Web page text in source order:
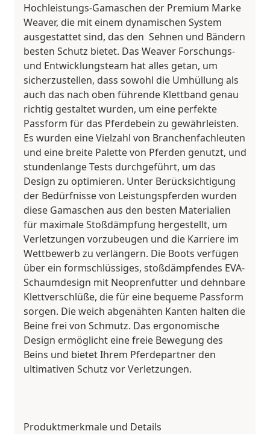
Hochleistungs-Gamaschen der Premium Marke
Weaver, die mit einem dynamischen System
ausgestattet sind, das den Sehnen und Bändern
besten Schutz bietet. Das Weaver Forschungs-
und Entwicklungsteam hat alles getan, um
sicherzustellen, dass sowohl die Umhüllung als
auch das nach oben führende Klettband genau
richtig gestaltet wurden, um eine perfekte
Passform für das Pferdebein zu gewährleisten.
Es wurden eine Vielzahl von Branchenfachleuten
und eine breite Palette von Pferden genutzt, und
stundenlange Tests durchgeführt, um das
Design zu optimieren. Unter Berücksichtigung
der Bedürfnisse von Leistungspferden wurden
diese Gamaschen aus den besten Materialien
für maximale Stoßdämpfung hergestellt, um
Verletzungen vorzubeugen und die Karriere im
Wettbewerb zu verlängern. Die Boots verfügen
über ein formschlüssiges, stoßdämpfendes EVA-
Schaumdesign mit Neoprenfutter und dehnbare
Klettverschlüße, die für eine bequeme Passform
sorgen. Die weich abgenähten Kanten halten die
Beine frei von Schmutz. Das ergonomische
Design ermöglicht eine freie Bewegung des
Beins und bietet Ihrem Pferdepartner den
ultimativen Schutz vor Verletzungen.
Produktmerkmale und Details